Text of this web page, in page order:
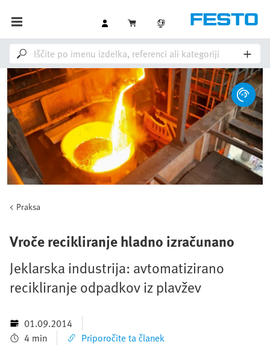
Praksa
Vroče recikliranje hladno izračunano
Jeklarska industrija: avtomatizirano
recikliranje odpadkov iz plavžev
01.09.2014
4 min
Priporočite ta članek